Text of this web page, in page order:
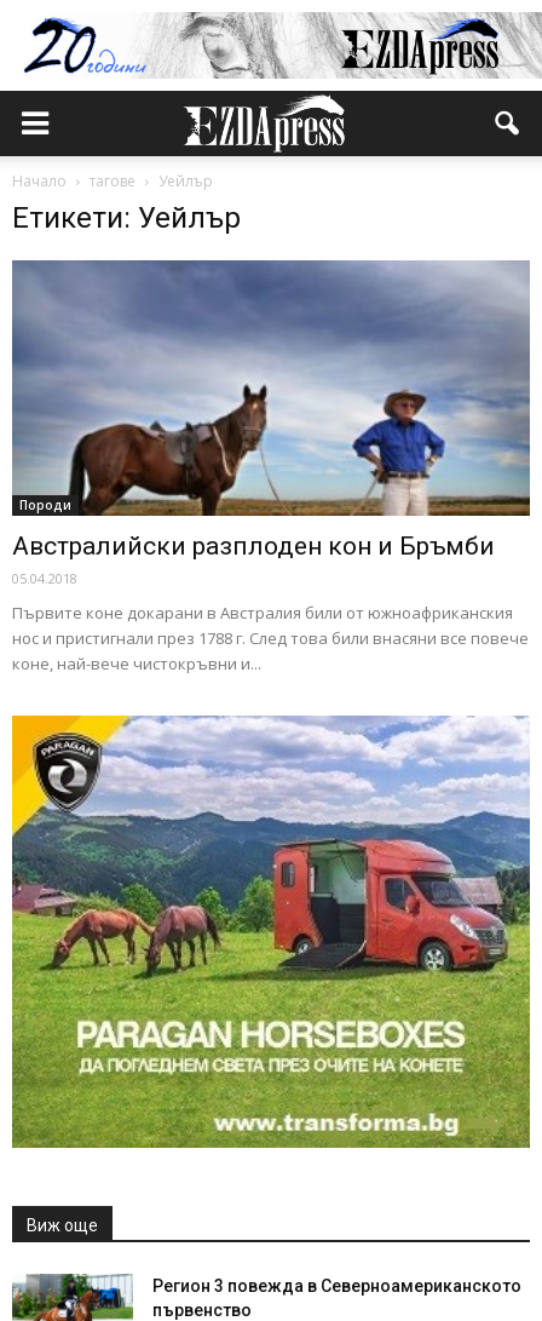
Начало тагове Уейлър
Етикети: Уейлър
Породи
Австралийски разплоден кон и Бръмби
05.04.2018
Първите коне докарани в Австралия били от южноафриканския
нос и пристигнали през 1788 г. След това били внасяни все повече
коне, най-вече чистокръвни и...
Виж още
Регион 3 повежда в Северноамериканското
първенство